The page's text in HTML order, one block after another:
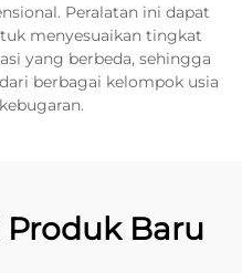
Peralatan ini dapat
menyesuaikan tingkat
yang berbeda, sehingga
berbagai kelompok usia
Baru